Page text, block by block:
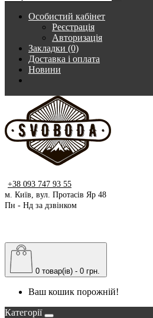
Особистий кабінет
Реєстрація
Авторизація
Закладки (0)
Доставка і оплата
Новини
+38 093 747 93 55
м. Київ, вул. Протасів Яр 48
Пн - Нд за дзвінком
0 товар(ів) - 0 грн.
Ваш кошик порожній!
Категорії